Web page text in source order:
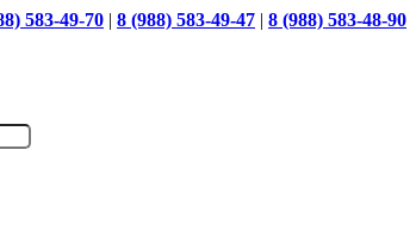
583-49-70 | 8 (988) 583-49-47 | 8 (988) 583-48-90